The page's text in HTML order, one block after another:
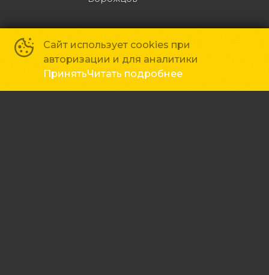
Пара на грани развода получает
волшебную бутылку, исполняющую
желания, что переворачивает их
жизнь с ног на голову.
Сайт использует cookies при
авторизации и для аналитики
ПринятьЧитать подробнее